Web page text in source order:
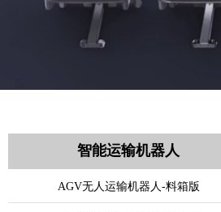
智能运输机器人
AGV无人运输机器人-料箱版